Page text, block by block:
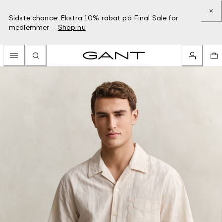
Sidste chance: Ekstra 10% rabat på Final Sale for
medlemmer – Shop nu